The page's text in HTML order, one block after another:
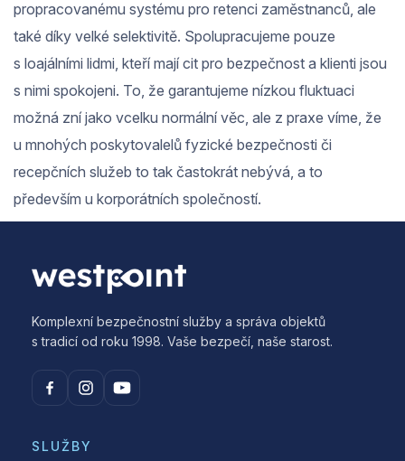
propracovanému systému pro retenci zaměstnanců, ale
také díky velké selektivitě. Spolupracujeme pouze
s loajálními lidmi, kteří mají cit pro bezpečnost a klienti jsou
s nimi spokojeni. To, že garantujeme nízkou fluktuaci
možná zní jako vcelku normální věc, ale z praxe víme, že
u mnohých poskytovalelů fyzické bezpečnosti či
recepčních služeb to tak častokrát nebývá, a to
především u korporátních společností.
Komplexní bezpečnostní služby a správa objektů
s tradicí od roku 1998. Vaše bezpečí, naše starost.
SLUŽBY